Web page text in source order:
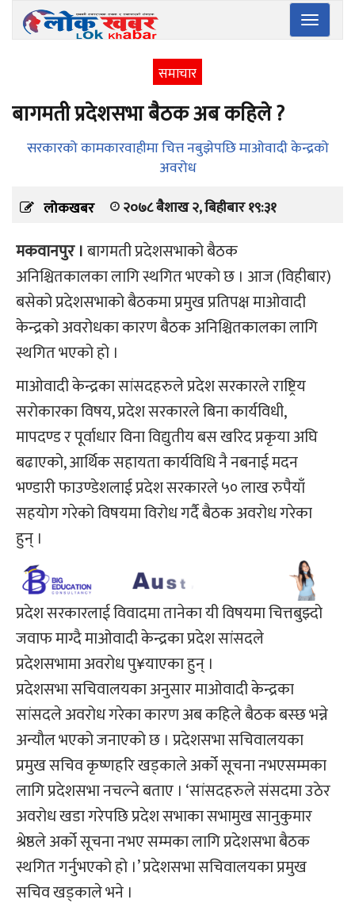
Toggle
समाचार
बागमती प्रदेशसभा बैठक अब कहिले ?
सरकारको कामकारवाहीमा चित्त नबुझेपछि माओवादी केन्द्रको
अवरोध
लोकखबर
२०७८ बैशाख २, बिहीबार १९:३१
मकवानपुर ।बागमती प्रदेशसभाको बैठक
अनिश्चितकालका लागि स्थगित भएको छ । आज (विहीबार)
बसेको प्रदेशसभाको बैठकमा प्रमुख प्रतिपक्ष माओवादी
केन्द्रको अवरोधका कारण बैठक अनिश्चितकालका लागि
स्थगित भएको हो ।
माओवादी केन्द्रका सांसदहरुले प्रदेश सरकारले राष्ट्रिय
सरोकारका विषय, प्रदेश सरकारले बिना कार्यविधी,
मापदण्ड र पूर्वाधार विना विद्युतीय बस खरिद प्रकृया अघि
बढाएको, आर्थिक सहायता कार्यविधि नै नबनाई मदन
भण्डारी फाउण्डेशलाई प्रदेश सरकारले ५० लाख रुपैयाँ
सहयोग गरेको विषयमा विरोध गर्दै बैठक अवरोध गरेका
हुन् ।
प्रदेश सरकारलाई विवादमा तानेका यी विषयमा चित्तबुझ्दो
जवाफ माग्दै माओवादी केन्द्रका प्रदेश सांसदले
प्रदेशसभामा अवरोध पु¥याएका हुन् ।
प्रदेशसभा सचिवालयका अनुसार माओवादी केन्द्रका
सांसदले अवरोध गरेका कारण अब कहिले बैठक बस्छ भन्ने
अन्यौल भएको जनाएको छ । प्रदेशसभा सचिवालयका
प्रमुख सचिव कृष्णहरि खड्काले अर्को सूचना नभएसम्मका
लागि प्रदेशसभा नचल्ने बताए । ‘सांसदहरुले संसदमा उठेर
अवरोध खडा गरेपछि प्रदेश सभाका सभामुख सानुकुमार
श्रेष्ठले अर्को सूचना नभए सम्मका लागि प्रदेशसभा बैठक
स्थगित गर्नुभएको हो ।’ प्रदेशसभा सचिवालयका प्रमुख
सचिव खड्काले भने ।